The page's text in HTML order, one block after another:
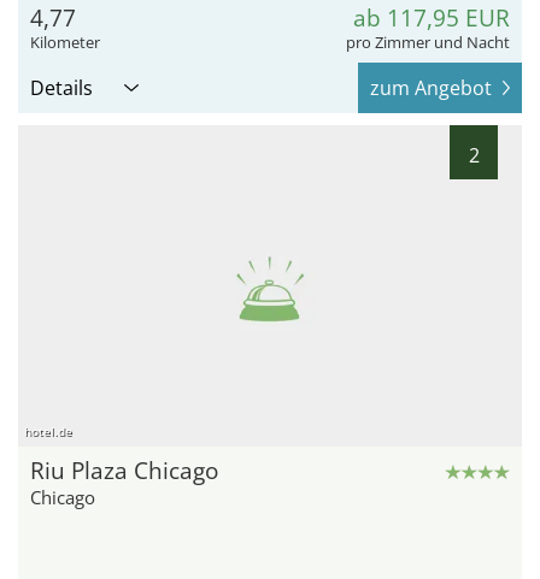
4,77
Kilometer
ab 117,95 EUR
pro Zimmer und Nacht
Details zum Angebot
2
hotel.de
Riu Plaza Chicago
Chicago